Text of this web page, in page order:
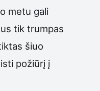
metu gali
tik trumpas
šiuo
požiūrį į